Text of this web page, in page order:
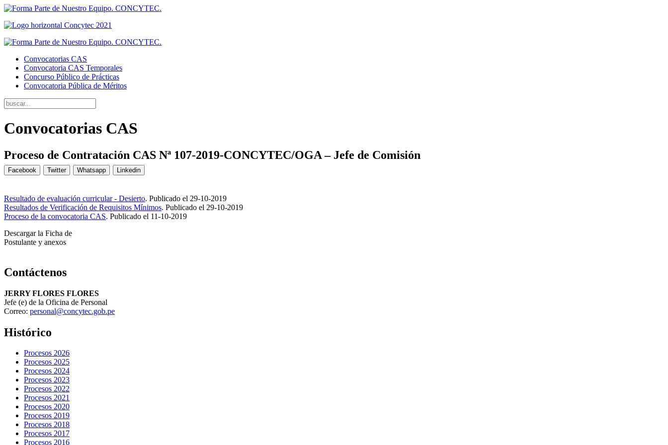
Convocatorias CAS
Convocatoria CAS Temporales
Concurso Público de Prácticas
Convocatoria Pública de Méritos
Convocatorias CAS
Proceso de Contratación CAS Nª 107-2019-CONCYTEC/OGA – Jefe de Comisión
Facebook Twitter Whatsapp Linkedin
Resultado de evaluación curricular - Desierto. Publicado el 29-10-2019
Resultados de Verificación de Requisitos Mínimos. Publicado el 29-10-2019
Proceso de la convocatoria CAS. Publicado el 11-10-2019
Descargar la Ficha de
Postulante y anexos
Contáctenos
JERRY FLORES FLORES
Jefe (e) de la Oficina de Personal
Correo: personal@concytec.gob.pe
Histórico
Procesos 2026
Procesos 2025
Procesos 2024
Procesos 2023
Procesos 2022
Procesos 2021
Procesos 2020
Procesos 2019
Procesos 2018
Procesos 2017
Procesos 2016